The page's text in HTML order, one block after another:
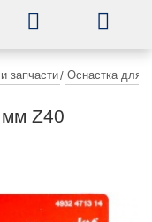
запчасти/ Оснастка для
Z40